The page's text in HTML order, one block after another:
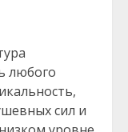
любого
сил и